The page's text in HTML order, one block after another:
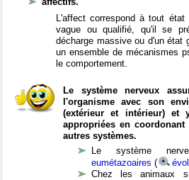
L'affect correspond à tout
vague ou qualifié, qu'il se
décharge massive ou d'un état
un ensemble de mécanismes
le comportement.
Le système nerveux
l'organisme avec son
(extérieur et intérieur) et
appropriées en
autres systèmes.
Le système
eumétazoaires (
Chez les animaux